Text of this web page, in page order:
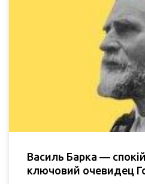
Василь Барка —
ключовий очевидец